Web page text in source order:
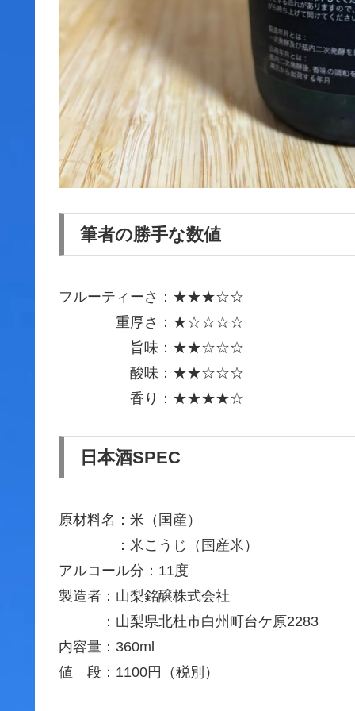
筆者の勝手な数値
フルーティーさ：★★★☆☆
重厚さ：★☆☆☆☆
旨味：★★☆☆☆
酸味：★★☆☆☆
香り：★★★★☆
日本酒SPEC
原材料名：米（国産）
：米こうじ（国産米）
アルコール分：11度
製造者：山梨銘醸株式会社
：山梨県北杜市白州町台ケ原2283
内容量：360ml
値 段：1100円（税別）